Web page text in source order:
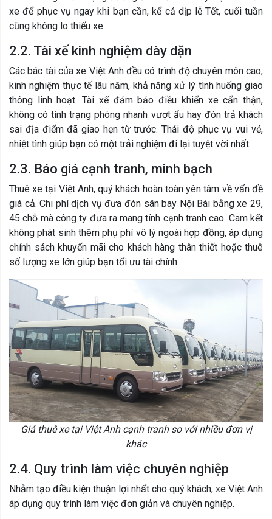
xe để phục vụ ngay khi bạn cần, kể cả dịp lễ Tết, cuối tuần
cũng không lo thiếu xe.
2.2. Tài xế kinh nghiệm dày dặn
Các bác tài của xe Việt Anh đều có trình độ chuyên môn cao,
kinh nghiệm thực tế lâu năm, khả năng xử lý tình huống giao
thông linh hoạt. Tài xế đảm bảo điều khiển xe cẩn thận,
không có tình trạng phóng nhanh vượt ẩu hay đón trả khách
sai địa điểm đã giao hẹn từ trước. Thái độ phục vụ vui vẻ,
nhiệt tình giúp bạn có một trải nghiệm đi lại tuyệt vời nhất.
2.3. Báo giá cạnh tranh, minh bạch
Thuê xe tại Việt Anh, quý khách hoàn toàn yên tâm về vấn đề
giá cả. Chi phí dịch vụ đưa đón sân bay Nội Bài bằng xe 29,
45 chỗ mà công ty đưa ra mang tính cạnh tranh cao. Cam kết
không phát sinh thêm phụ phí vô lý ngoài hợp đồng, áp dụng
chính sách khuyến mãi cho khách hàng thân thiết hoặc thuê
số lượng xe lớn giúp bạn tối ưu tài chính.
Giá thuê xe tại Việt Anh cạnh tranh so với nhiều đơn vị
khác
2.4. Quy trình làm việc chuyên nghiệp
Nhằm tạo điều kiện thuận lợi nhất cho quý khách, xe Việt Anh
áp dụng quy trình làm việc đơn giản và chuyên nghiệp.